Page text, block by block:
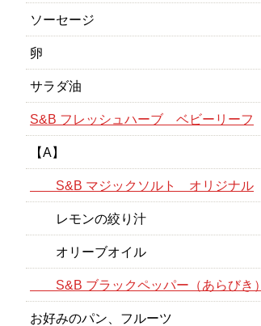
ソーセージ
卵
サラダ油
S&B フレッシュハーブ ベビーリーフ
【A】
S&B マジックソルト オリジナル
レモンの絞り汁
オリーブオイル
S&B ブラックペッパー（あらびき）
お好みのパン、フルーツ